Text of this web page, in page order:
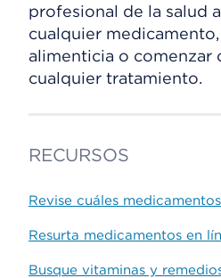
profesional de la salud
cualquier
alimenticia o comenzar
cualquier tratamiento.
RECURSOS
Revise cuáles
Resurta medicamentos en
Busque vitaminas y